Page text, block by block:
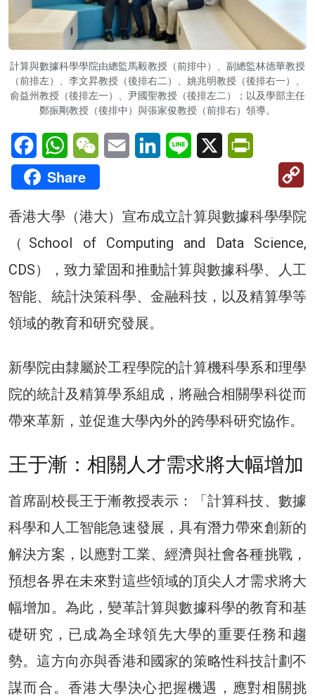
計算與數據科學學院由總監馬毅教授（前排中）、副總監林德華教授
（前排左）、李文昇教授（後排右二）、姚兆明教授（後排右一）、
俞益州教授（後排左一）、尹國聖教授（後排左二）；以及學部主任
鄭振剛教授（後排中）與張家俊教授（前排右）領導。
FacebookWhatsAppWeChatEmail LinkedInLine X
Share
香港大學（港大）宣布成立計算與數據科學學院
（School of Computing and Data Science,
CDS），致力鞏固和推動計算與數據科學、人工
智能、統計決策科學、金融科技，以及精算學等
領域的教育和研究發展。
新學院由隸屬於工程學院的計算機科學系和理學
院的統計及精算學系組成，將融合相關學科從而
帶來革新，並促進大學內外的跨學科研究協作。
王于漸：相關人才需求將大幅增加
首席副校長王于漸教授表示：「計算科技、數據
科學和人工智能急速發展，具有潛力帶來創新的
解決方案，以應對工業、經濟與社會各種挑戰，
預想各界在未來對這些領域的頂尖人才需求將大
幅增加。為此，變革計算與數據科學的教育和基
礎研究，已成為全球領先大學的重要任務和趨
勢。這方向亦與香港和國家的策略性科技計劃不
謀而合。香港大學決心把握機遇，應對相關挑